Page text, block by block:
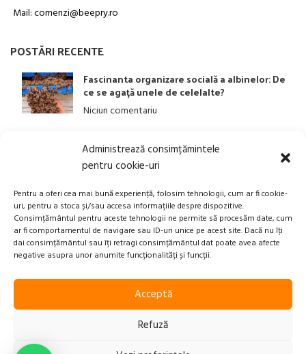
Administrează consimțămintele
pentru cookie-uri
Pentru a oferi cea mai bună experiență, folosim tehnologii, cum ar fi cookie-
uri, pentru a stoca și/sau accesa informațiile despre dispozitive.
Consimțământul pentru aceste tehnologii ne permite să procesăm date, cum
ar fi comportamentul de navigare sau ID-uri unice pe acest site. Dacă nu îți
dai consimțământul sau îți retragi consimțământul dat poate avea afecte
negative asupra unor anumite funcționalități și funcții.
Acceptă
Refuză
Mail: comenzi@beepry.ro
POSTĂRI RECENTE
Fascinanta organizare socială a albinelor: De
ce se agață unele de celelalte?
Niciun comentariu
LINK-URI UTILE
ANPC
Politica privind Prelucrarea Datelor Personale​
Termeni și Condiții
Transport, Rambursari si Retururi
2023-2025 Beepry.ro | Powered byXplication